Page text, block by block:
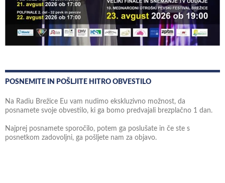
POSNEMITE IN POŠLJITE HITRO OBVESTILO
Na Radiu Brežice Eu vam nudimo ekskluzivno možnost, da
posnamete svoje obvestilo, ki ga bomo predvajali brezplačno 1 dan.
Najprej posnamete sporočilo, potem ga poslušate in če ste s
posnetkom zadovoljni, ga pošljete nam za objavo.